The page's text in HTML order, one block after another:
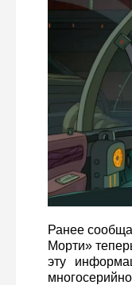
Ранее
Морти»
эту